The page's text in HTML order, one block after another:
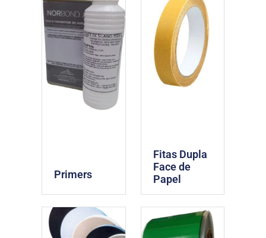
Primers
Fitas Dupla
Face de
Papel